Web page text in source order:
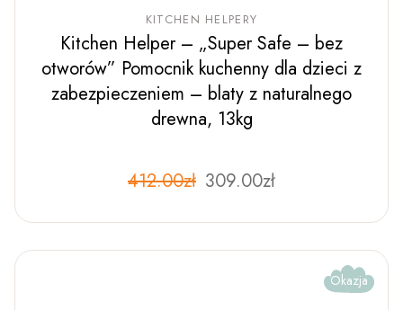
KITCHEN HELPERY
Kitchen Helper – „Super Safe – bez
otworów” Pomocnik kuchenny dla dzieci z
zabezpieczeniem – blaty z naturalnego
drewna, 13kg
412.00zł
Pierwotna
wynosiła:
309.00zł
Aktualna
wynosi:
Ten
produkt
wiele
Opcje
Okazja